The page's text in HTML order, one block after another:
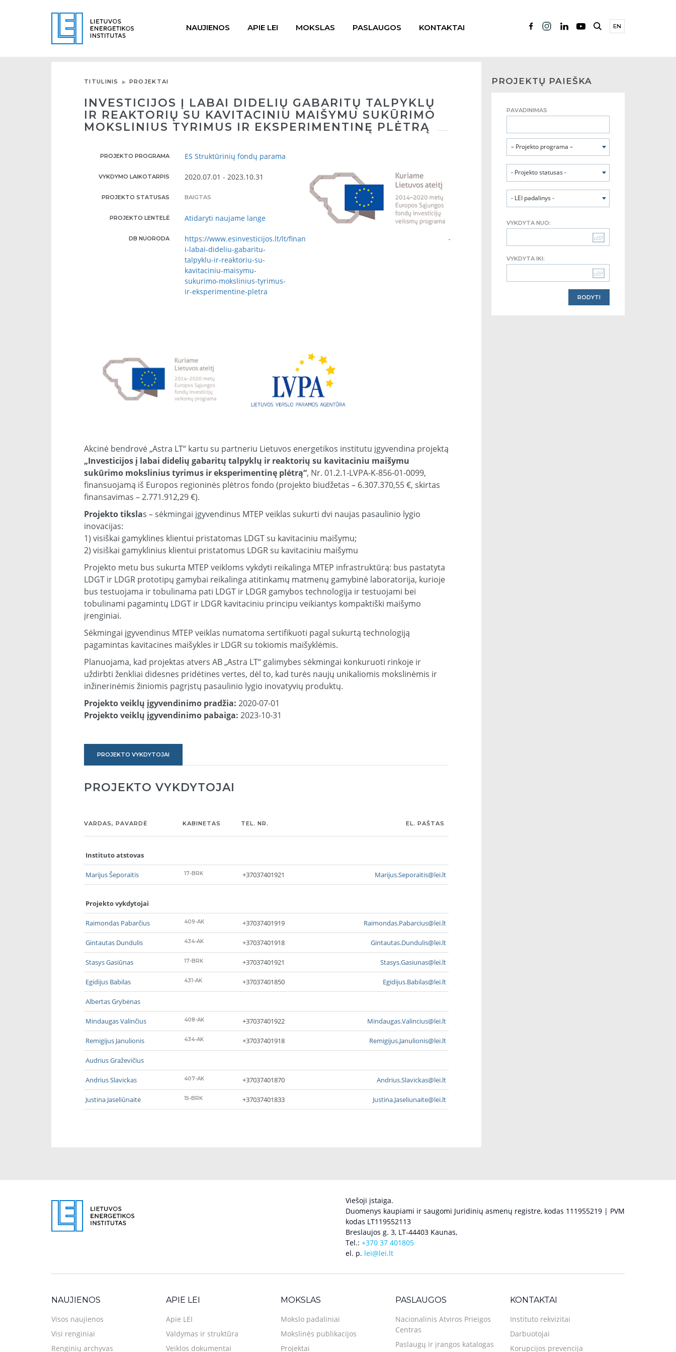
NAUJIENOS APIE LEI MOKSLAS PASLAUGOS KONTAKTAI EN
TITULINIS PROJEKTAI
INVESTICIJOS Į LABAI DIDELIŲ GABARITŲ TALPYKLŲ
IR REAKTORIŲ SU KAVITACINIU MAIŠYMU SUKŪRIMO
MOKSLINIUS TYRIMUS IR EKSPERIMENTINĘ PLĖTRĄ
PROJEKTO PROGRAMA ES Struktūrinių fondų parama
VYKDYMO LAIKOTARPIS 2020.07.01 - 2023.10.31
PROJEKTO STATUSAS BAIGTAS
PROJEKTO LENTELĖ Atidaryti naujame lange
DB NUORODA
https://www.esinvesticijos.lt/lt/finansavimas/paraiskos_ir_projektai/investicijos-
i-labai-dideliu-gabaritu-
talpyklu-ir-reaktoriu-su-
kavitaciniu-maisymu-
sukurimo-mokslinius-tyrimus-
ir-eksperimentine-pletra
Akcinė bendrovė „Astra LT“ kartu su partneriu Lietuvos energetikos institutu įgyvendina projektą
„Investicijos į labai didelių gabaritų talpyklų ir reaktorių su kavitaciniu maišymu
sukūrimo mokslinius tyrimus ir eksperimentinę plėtrą“, Nr. 01.2.1-LVPA-K-856-01-0099,
finansuojamą iš Europos regioninės plėtros fondo (projekto biudžetas – 6.307.370,55 €, skirtas
finansavimas – 2.771.912,29 €).
Projekto tikslas – sėkmingai įgyvendinus MTEP veiklas sukurti dvi naujas pasaulinio lygio
inovacijas:
1) visiškai gamyklines klientui pristatomas LDGT su kavitaciniu maišymu;
2) visiškai gamyklinius klientui pristatomus LDGR su kavitaciniu maišymu
Projekto metu bus sukurta MTEP veikloms vykdyti reikalinga MTEP infrastruktūrą: bus pastatyta
LDGT ir LDGR prototipų gamybai reikalinga atitinkamų matmenų gamybinė laboratorija, kurioje
bus testuojama ir tobulinama pati LDGT ir LDGR gamybos technologija ir testuojami bei
tobulinami pagamintų LDGT ir LDGR kavitaciniu principu veikiantys kompaktiški maišymo
įrenginiai.
Sėkmingai įgyvendinus MTEP veiklas numatoma sertifikuoti pagal sukurtą technologiją
pagamintas kavitacines maišykles ir LDGR su tokiomis maišyklėmis.
Planuojama, kad projektas atvers AB „Astra LT“ galimybes sėkmingai konkuruoti rinkoje ir
uždirbti ženkliai didesnes pridėtines vertes, dėl to, kad turės naujų unikaliomis mokslinėmis ir
inžinerinėmis žiniomis pagrįstų pasaulinio lygio inovatyvių produktų.
Projekto veiklų įgyvendinimo pradžia: 2020-07-01
Projekto veiklų įgyvendinimo pabaiga: 2023-10-31
PROJEKTO VYKDYTOJAI
PROJEKTO VYKDYTOJAI
VARDAS, PAVARDĖ KABINETAS TEL. NR. EL. PAŠTAS
Instituto atstovas
Marijus Šeporaitis 17-BRK +37037401921 Marijus.Seporaitis@lei.lt
Projekto vykdytojai
Raimondas Pabarčius 409-AK +37037401919 Raimondas.Pabarcius@lei.lt
Gintautas Dundulis 434-AK +37037401918 Gintautas.Dundulis@lei.lt
Stasys Gasiūnas 17-BRK +37037401921 Stasys.Gasiunas@lei.lt
Egidijus Babilas 431-AK +37037401850 Egidijus.Babilas@lei.lt
Albertas Grybėnas
Mindaugas Valinčius 408-AK +37037401922 Mindaugas.Valincius@lei.lt
Remigijus Janulionis 434-AK +37037401918 Remigijus.Janulionis@lei.lt
Audrius Graževičius
Andrius Slavickas 407-AK +37037401870 Andrius.Slavickas@lei.lt
Justina Jaseliūnaitė 15-BRK +37037401833 Justina.Jaseliunaite@lei.lt
PROJEKTŲ PAIEŠKA
PAVADINIMAS
– Projekto programa –
- Projekto statusas -
- LEI padalinys -
VYKDYTA NUO:
VYKDYTA IKI:
Viešoji įstaiga.
Duomenys kaupiami ir saugomi Juridinių asmenų registre, kodas 111955219 | PVM
kodas LT119552113
Breslaujos g. 3, LT-44403 Kaunas,
Tel.: +370 37 401805
el. p. lei@lei.lt
NAUJIENOS
Visos naujienos
Visi renginiai
Renginių archyvas
APIE LEI
Apie LEI
Valdymas ir struktūra
Veiklos dokumentai
MOKSLAS
Mokslo padaliniai
Mokslinės publikacijos
Projektai
PASLAUGOS
Nacionalinis Atviros Prieigos
Centras
Paslaugų ir įrangos katalogas
KONTAKTAI
Instituto rekvizitai
Darbuotojai
Korupcijos prevencija